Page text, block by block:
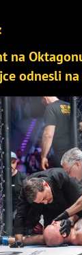
na
odnesli